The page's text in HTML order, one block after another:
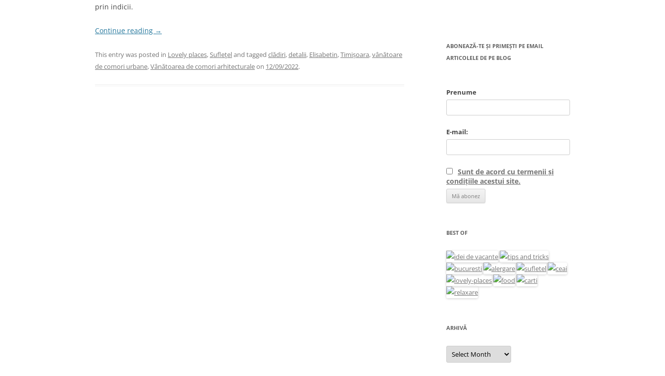
prin indicii.
Continue reading →
This entry was posted in Lovely places,Sufleţeland tagged clădiri,detalii, Elisabetin,Timișoara,vânătoare
de comori urbane,Vânătoarea de comori arhitecturaleon 12/09/2022.
ABONEAZĂ-TE ȘI PRIMEȘTI PE EMAIL
ARTICOLELE DE PE BLOG
Prenume
E-mail:
Sunt de acord cu termenii și
condițiile acestui site.
BEST OF
ARHIVĂ
Arhivă